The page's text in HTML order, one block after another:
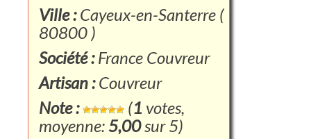
Ville :Cayeux-en-Santerre (
80800 )
Société :France Couvreur
Artisan :Couvreur
Note :
(1 votes,
moyenne: 5,00sur 5)